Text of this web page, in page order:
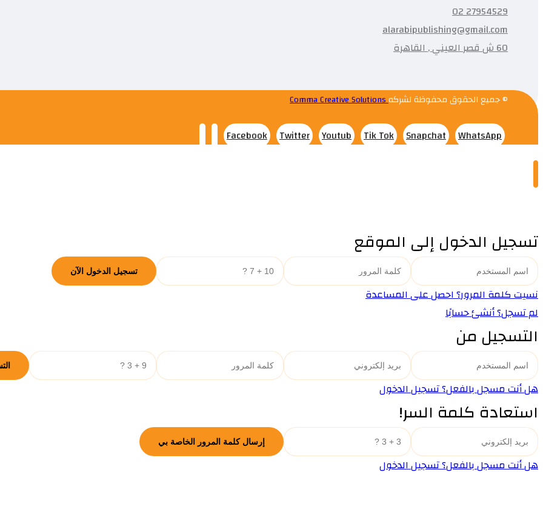
27954529 02
alarabipublishing@gmail.com
60 ش قصر العيني , القاهرة
© جميع الحقوق محفوظة لشركهComma Creative Solutions
Facebook Twitter Youtub Tik Tok Snapchat WhatsApp
تسجيل الدخول إلى الموقع
نسيت كلمة المرور؟ احصل على المساعدة
لم تسجل؟ أنشئ حسابًا
التسجيل من
هل أنت مسجل بالفعل؟ تسجيل الدخول
استعادة كلمة السر!
هل أنت مسجل بالفعل؟ تسجيل الدخول